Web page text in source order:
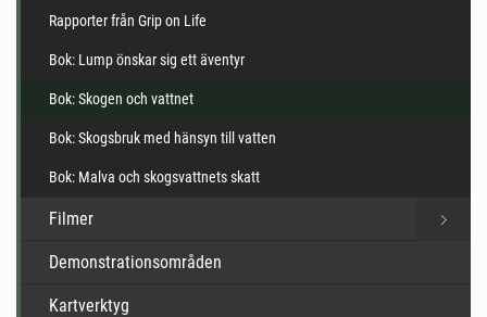
Rapporter från Grip on Life
Bok: Lump önskar sig ett äventyr
Bok: Skogen och vattnet
Bok: Skogsbruk med hänsyn till vatten
Bok: Malva och skogsvattnets skatt
Filmer
Demonstrationsområden
Kartverktyg